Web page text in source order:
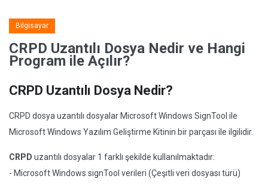
Bilgisayar
CRPD Uzantılı Dosya Nedir ve Hangi
Program ile Açılır?
CRPD Uzantılı Dosya Nedir?
CRPD dosya uzantılı dosyalar Microsoft Windows SignTool ile
Microsoft Windows Yazılım Geliştirme Kitinin bir parçası ile ilgilidir.
CRPD uzantılı dosyalar 1 farklı şekilde kullanılmaktadır:
- Microsoft Windows signTool verileri (Çeşitli veri dosyası türü)